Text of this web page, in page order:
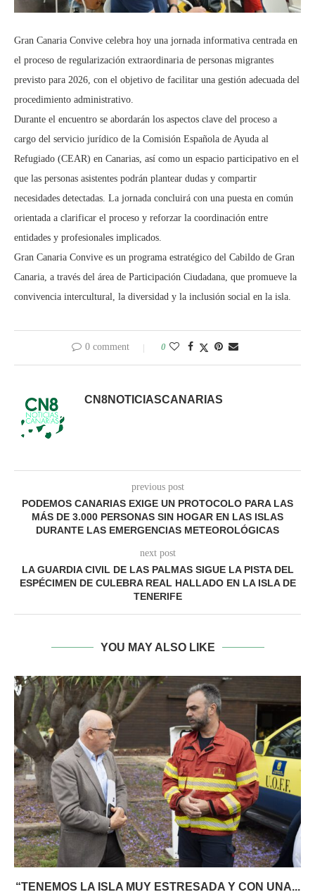
Gran Canaria Convive celebra hoy una jornada informativa centrada en
el proceso de regularización extraordinaria de personas migrantes
previsto para 2026, con el objetivo de facilitar una gestión adecuada del
procedimiento administrativo.
Durante el encuentro se abordarán los aspectos clave del proceso a
cargo del servicio jurídico de la Comisión Española de Ayuda al
Refugiado (CEAR) en Canarias, así como un espacio participativo en el
que las personas asistentes podrán plantear dudas y compartir
necesidades detectadas. La jornada concluirá con una puesta en común
orientada a clarificar el proceso y reforzar la coordinación entre
entidades y profesionales implicados.
Gran Canaria Convive es un programa estratégico del Cabildo de Gran
Canaria, a través del área de Participación Ciudadana, que promueve la
convivencia intercultural, la diversidad y la inclusión social en la isla.
0 comment 0
CN8NOTICIASCANARIAS
previous post
PODEMOS CANARIAS EXIGE UN PROTOCOLO PARA LAS
MÁS DE 3.000 PERSONAS SIN HOGAR EN LAS ISLAS
DURANTE LAS EMERGENCIAS METEOROLÓGICAS
next post
LA GUARDIA CIVIL DE LAS PALMAS SIGUE LA PISTA DEL
ESPÉCIMEN DE CULEBRA REAL HALLADO EN LA ISLA DE
TENERIFE
YOU MAY ALSO LIKE
“TENEMOS LA ISLA MUY ESTRESADA Y CON UNA...